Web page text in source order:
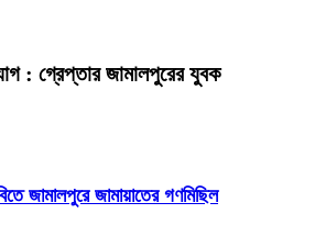
: গ্রেপ্তার জামালপুরের যুবক
জামালপুরে জামায়াতের গণমিছিল